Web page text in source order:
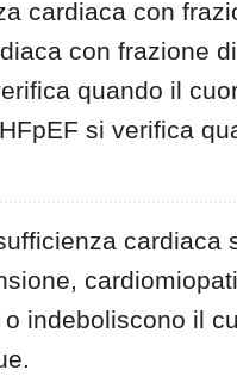
cardiaca con
con frazione
quando il
si verifica
cardiaca
indeboliscono il